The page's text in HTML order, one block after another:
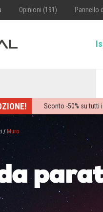
Opinioni (191) Pannello
Sconto -50% su tutti
/ Muro